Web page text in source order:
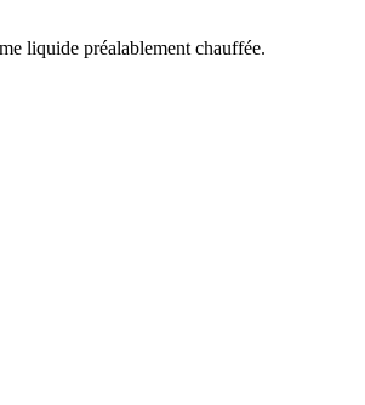
liquide préalablement chauffée.